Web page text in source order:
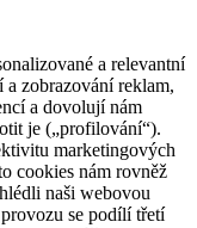
a relevantní
zobrazování reklam,
a dovolují nám
je („profilování“).
marketingových
cookies nám rovněž
naši webovou
se podílí třetí